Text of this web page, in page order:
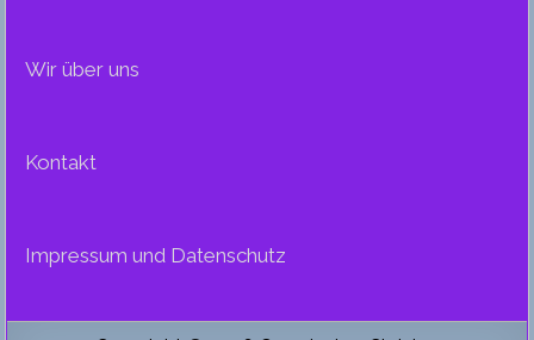
Wir über uns
Kontakt
Impressum und Datenschutz